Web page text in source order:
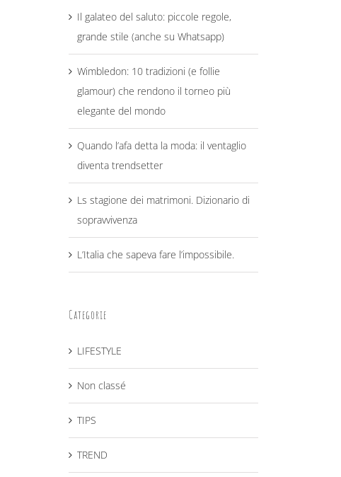
Il galateo del saluto: piccole regole,
grande stile (anche su Whatsapp)
Wimbledon: 10 tradizioni (e follie
glamour) che rendono il torneo più
elegante del mondo
Quando l’afa detta la moda: il ventaglio
diventa trendsetter
Ls stagione dei matrimoni. Dizionario di
sopravvivenza
L’Italia che sapeva fare l’impossibile.
Categorie
LIFESTYLE
Non classé
TIPS
TREND